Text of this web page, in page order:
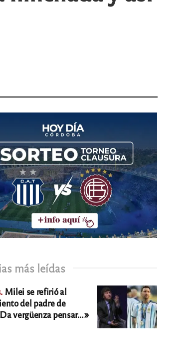
más leídas
Milei se refirió al
del padre de
vergüenza pensar…»